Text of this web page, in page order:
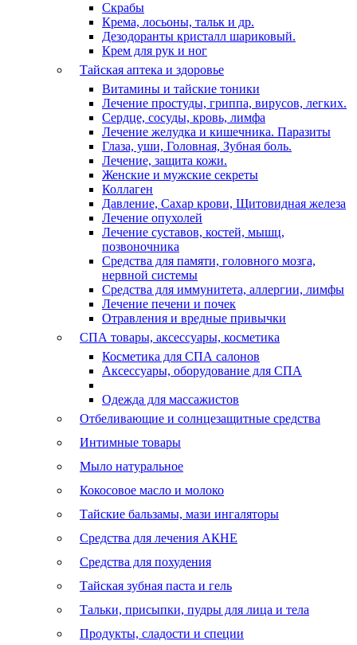
Скрабы
Крема, лосьоны, тальк и др.
Дезодоранты кристалл шариковый.
Крем для рук и ног
Тайская аптека и здоровье
Витамины и тайские тоники
Лечение простуды, гриппа, вирусов, легких.
Сердце, сосуды, кровь, лимфа
Лечение желудка и кишечника. Паразиты
Глаза, уши, Головная, Зубная боль.
Лечение, защита кожи.
Женские и мужские секреты
Коллаген
Давление, Сахар крови, Щитовидная железа
Лечение опухолей
Лечение суставов, костей, мышц,
позвоночника
Средства для памяти, головного мозга,
нервной системы
Средства для иммунитета, аллергии, лимфы
Лечение печени и почек
Отравления и вредные привычки
СПА товары, аксессуары, косметика
Косметика для СПА салонов
Аксессуары, оборудование для СПА
Одежда для массажистов
Отбеливающие и солнцезащитные средства
Интимные товары
Мыло натуральное
Кокосовое масло и молоко
Тайские бальзамы, мази ингаляторы
Средства для лечения АКНЕ
Средства для похудения
Тайская зубная паста и гель
Тальки, присыпки, пудры для лица и тела
Продукты, сладости и специи